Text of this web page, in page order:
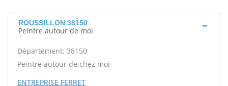
ROUSSILLON 38150
Peintre autour de moi
Département: 38150
Peintre autour de chez moi
ENTREPRISE FERRET